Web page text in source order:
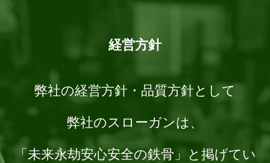
経営方針
弊社の経営方針・品質方針として
弊社のスローガンは、
「未来永劫安心安全の鉄骨」と掲げてい